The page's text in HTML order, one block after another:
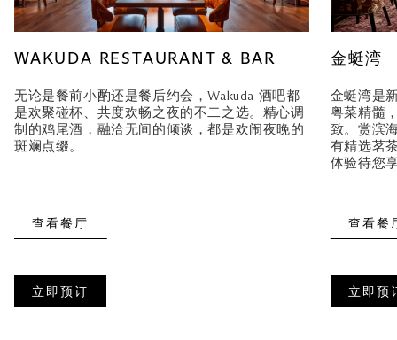
WAKUDA RESTAURANT & BAR
无论是餐前小酌还是餐后约会，Wakuda 酒吧都
是欢聚碰杯、共度欢畅之夜的不二之选。精心调
制的鸡尾酒，融洽无间的倾谈，都是欢闹夜晚的
斑斓点缀。
查看餐厅
立即预订
金蜓湾
金蜓湾是
粤菜精髓
致。赏滨
有精选茗
体验待您
查看餐
立即预